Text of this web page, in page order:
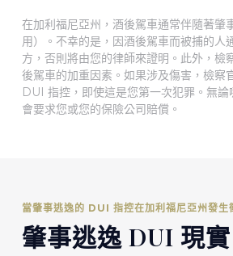
在加利福尼亞州，酒後駕車通常伴隨著肇
用）。不幸的是，因酒後駕車而被捕的人
方，否則將由您的律師來證明。此外，檢
後駕車的加重因素。如果涉及傷害，檢察
DUI 指控，即使這是您第一次犯罪。無
會要求您或您的保險公司賠償。
當肇事逃逸的 DUI 指控在加利福尼亞州發生
肇事逃逸 DUI 現實